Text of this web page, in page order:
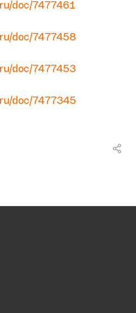
doc/7477461
doc/7477458
doc/7477453
doc/7477345